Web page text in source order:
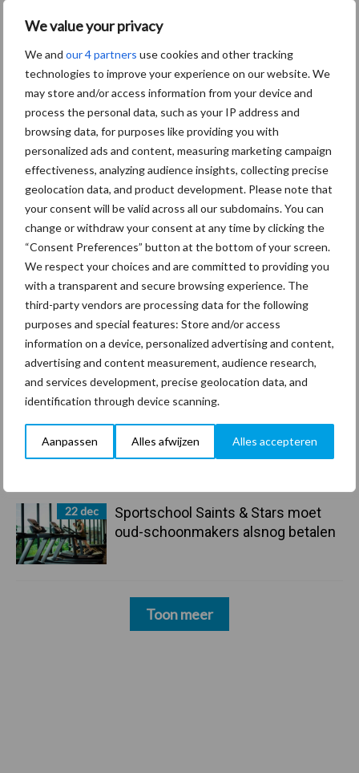
We value your privacy
We and our 4 partners use cookies and other tracking
technologies to improve your experience on our website. We
may store and/or access information from your device and
process the personal data, such as your IP address and
browsing data, for purposes like providing you with
personalized ads and content, measuring marketing campaign
effectiveness, analyzing audience insights, collecting precise
geolocation data, and product development. Please note that
your consent will be valid across all our subdomains. You can
change or withdraw your consent at any time by clicking the
“Consent Preferences” button at the bottom of your screen.
We respect your choices and are committed to providing you
with a transparent and secure browsing experience. The
third-party vendors are processing data for the following
purposes and special features: Store and/or access
information on a device, personalized advertising and content,
advertising and content measurement, audience research,
and services development, precise geolocation data, and
identification through device scanning.
Aanpassen Alles afwijzen Alles accepteren
Primaire
Sidebar
Recent nieuws Partner nieuws
30 dec
Hervorming flexibele
arbeidscontracten kent mitsen en
maren
29 dec
Freddy van de Ridder Cleaners:
“Glazenwassen zit in m’n bloed,
maar innoveren is mijn toekomst”
24 dec
Friendship Sports Centre maakt
vrienden voor het leven
Business Apps: breng rust in de
schoonmaakchaos
22 dec
Sportschool Saints & Stars moet
oud-schoonmakers alsnog betalen
Toon meer
Toon meer